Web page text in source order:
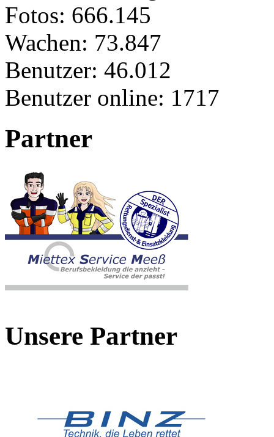
Fotos: 666.145
Wachen: 73.847
Benutzer: 46.012
Benutzer online: 1717
Partner
Unsere Partner